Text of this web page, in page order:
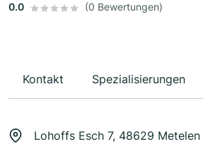
0.0
(0 Bewertungen)
Kontakt Spezialisierungen
Lohoffs Esch 7, 48629 Metelen